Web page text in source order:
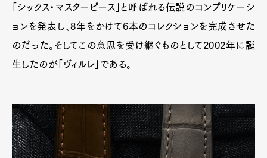
「シックス・マスターピース」と呼ばれる伝説のコンプリケーシ
ョンを発表し、8年をかけて6本のコレクションを完成させた
のだった。そしてこの意思を受け継ぐものとして2002年に誕
生したのが「ヴィルレ」である。